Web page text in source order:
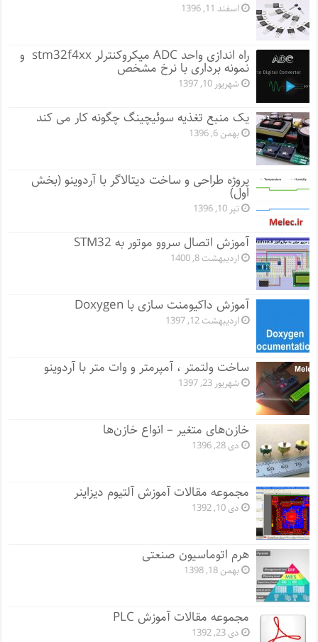
اسفند 11, 1396
راه اندازی واحد ADC میکروکنترلر stm32f4xx و
نمونه برداری با نرخ مشخص
شهریور 10, 1397
یک منبع تغذیه سوئیچینگ چگونه کار می کند
بهمن 6, 1396
پروژه طراحی و ساخت دیتالاگر با آردوینو (بخش
اول)
تیر 10, 1396
آموزش اتصال سروو موتور به STM32
اردیبهشت 8, 1400
آموزش داکیومنت سازی با Doxygen
اردیبهشت 12, 1397
ساخت ولتمتر ، آمپرمتر و وات متر با آردوینو
شهریور 23, 1397
خازن‌های متغیر – انواع خازن‌ها
دی 28, 1396
مجموعه مقالات آموزش آلتیوم دیزاینر
دی 10, 1392
هرم اتوماسیون صنعتی
بهمن 18, 1398
مجموعه مقالات آموزش PLC
دی 23, 1392